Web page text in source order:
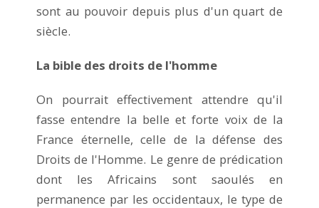
sont au pouvoir depuis plus d'un quart de
siècle.
La bible des droits de l'homme
On pourrait effectivement attendre qu'il
fasse entendre la belle et forte voix de la
France éternelle, celle de la défense des
Droits de l'Homme. Le genre de prédication
dont les Africains sont saoulés en
permanence par les occidentaux, le type de